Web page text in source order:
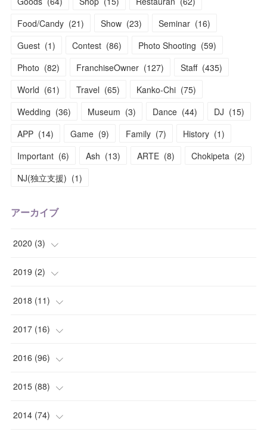
Food/Candy (21) Show (23) Seminar (16)
Guest (1) Contest (86) Photo Shooting (59)
Photo (82) FranchiseOwner (127) Staff (435)
World (61) Travel (65) Kanko-Chi (75)
Wedding (36) Museum (3) Dance (44) DJ (15)
APP (14) Game (9) Family (7) History (1)
Important (6) Ash (13) ARTE (8) Chokipeta (2)
NJ(独立支援) (1)
アーカイブ
2020 (3)
(1
( 1)
(1)
2019 (2)
( 1)
(1)
2018 (11)
(2)
(1)
(1)
(1)
2017 (16)
(1)
(2)
(1)
2016 (96)
(2)
(5)
2015 (88)
(4)
2014 (74)